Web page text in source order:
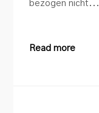
bezogen nicht...
Read more